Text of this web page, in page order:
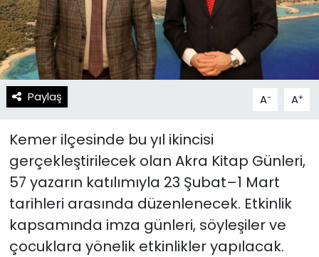
Paylaş A- A+
Kemer ilçesinde bu yıl ikincisi
gerçekleştirilecek olan Akra Kitap Günleri,
57 yazarın katılımıyla 23 Şubat–1 Mart
tarihleri arasında düzenlenecek. Etkinlik
kapsamında imza günleri, söyleşiler ve
çocuklara yönelik etkinlikler yapılacak.
İletişim